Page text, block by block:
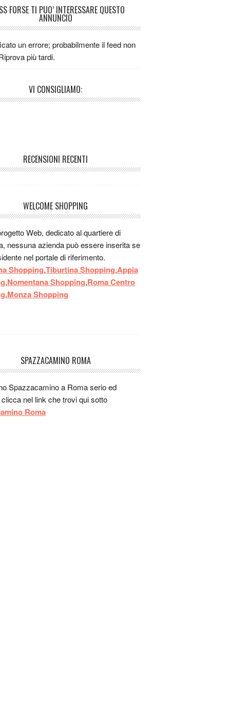
il mio compleanno a Bologna, dove si
cosa) bene e magari a prezzi non
Cosa mi consigliate?)
buon ristorante per mangiare la carne
ci siete
LE GINESTRE a Pianoro. Lì cucina
vincitore dei prestigios concorsi
a tutti sono da poco a bologna,dove
bene la carne?
uso misiedo.com , figata
io uso misiedo.com
gnammm
un ristorante buono per un pranzo veloce
FORSE TI PUO’ INTERESSARE QUESTO
ANNUNCIO
un errore; probabilmente il feed non
più tardi.
VI CONSIGLIAMO:
RECENSIONI RECENTI
WELCOME SHOPPING
Web, dedicato al quartiere di
nessuna azienda può essere inserita se
nel portale di riferimento.
Shopping,Tiburtina Shopping,Appia
,Nomentana Shopping,Roma Centro
,Monza Shopping
SPAZZACAMINO ROMA
Spazzacamino a Roma serio ed
nel link che trovi qui sotto
Roma